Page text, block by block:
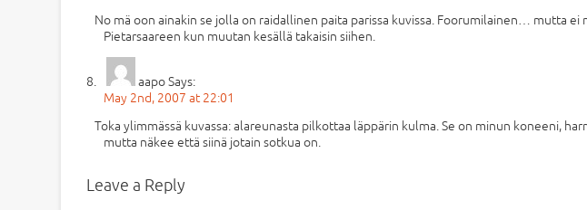
No mä oon ainakin se jolla on raidallinen paita parissa kuvissa. Foorumilainen… mutta
Pietarsaareen kun muutan kesällä takaisin siihen.
aapoSays:
May 2nd, 2007 at 22:01
Toka ylimmässä kuvassa: alareunasta pilkottaa läppärin kulma. Se on minun koneeni,
mutta näkee että siinä jotain sotkua on.
Leave a Reply